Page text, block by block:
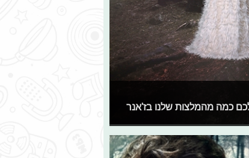
כמה מהמלצות שלנו בז'אנר